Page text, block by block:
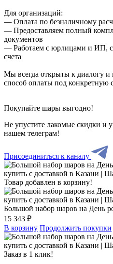
Для организаций:
— Оплата по безналичному
— Предоставляем полный
документов
— Работаем с юрлицами и ИП,
счета
Мы всегда открыты к диалогу и
способ оплаты под конкретную
Покупайте шары выгодно!
Не упустите лакомые скидки и
нашем телеграм!
Присоединиться к каналу
Товар добавлен в корзину!
Большой набор шаров на День
15 343 ₽
В корзину Продолжить покупки
Заказ в 1 клик!